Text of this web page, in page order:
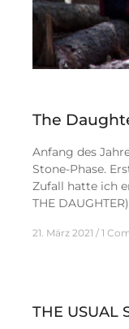
The
Anfang des
Stone-Phase.
Zufall hatte ich
THE
21. März 2021 1
THE USUAL